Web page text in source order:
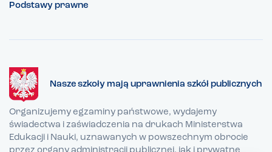
Podstawy prawne
Nasze szkoły mają uprawnienia szkół publicznych
Organizujemy egzaminy państwowe, wydajemy
świadectwa i zaświadczenia na drukach Ministerstwa
Edukacji i Nauki, uznawanych w powszechnym obrocie